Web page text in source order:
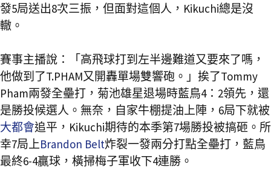
發5局送出8次三振，但面對這個人，Kikuchi總是沒
轍。
賽事主播說：「高飛球打到左半邊難道又要來了嗎，
他做到了T.PHAM又開轟單場雙響砲。」挨了Tommy
Pham兩發全壘打，菊池雄星退場時藍鳥4：2領先，還
是勝投候選人。無奈，自家牛棚提油上陣，6局下就被
大都會追平，Kikuchi期待的本季第7場勝投被搞砸。所
幸7局上Brandon Belt炸裂一發兩分打點全壘打，藍鳥
最終6-4贏球，橫掃梅子軍收下4連勝。